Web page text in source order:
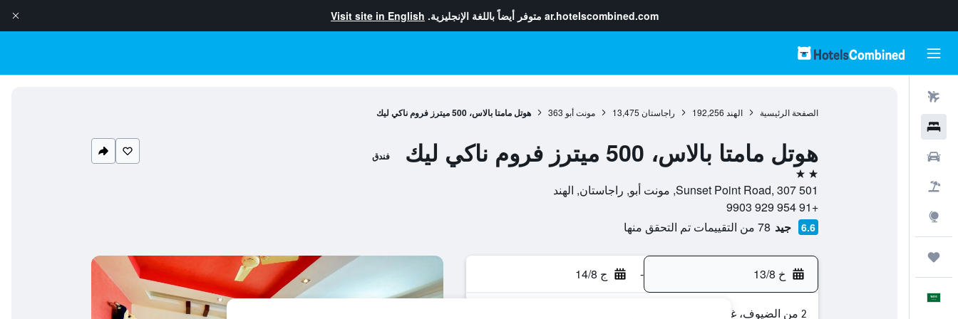
ar.hotelscombined.com متوفر أيضاً باللغة الإنجليزية. Visit site in English
الصفحة الرئيسية الهند 192,256 راجاستان 13,475 مونت أبو 363 هوتل مامتا بالاس، 500 ميترز فروم ناكي ليك
هوتل مامتا بالاس، 500 ميترز فروم ناكي ليك فندق
2 نجمتين
Sunset Point Road, 307 501, مونت أبو, راجاستان, الهند
+91 954 929 9903
6.6 جيد 78 من التقييمات تم التحقق منها
خ 13/8 - ج 14/8
2 من الضيوف، غرفة واحدة